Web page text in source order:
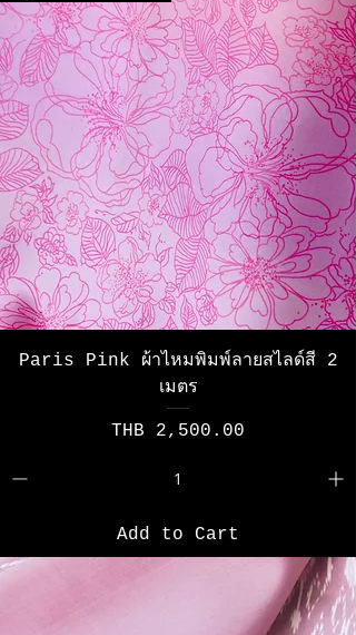
Paris Pink ผ้าไหมพิมพ์ลายสไลด์สี 2
เมตร
Price
THB 2,500.00
Add to Cart